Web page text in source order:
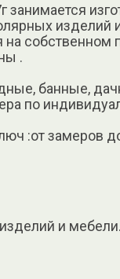
занимается
изделий
на
.
банные,
по
:от замеров
и мебели.